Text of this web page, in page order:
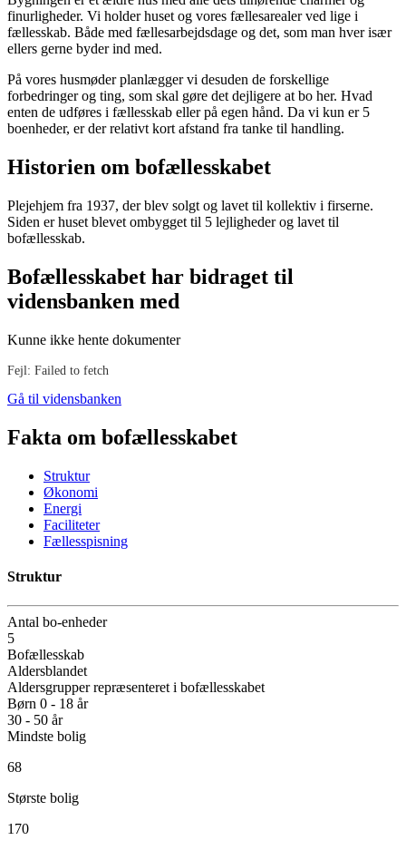
finurligheder. Vi holder huset og vores fællesarealer ved lige i
fællesskab. Både med fællesarbejdsdage og det, som man hver især
ellers gerne byder ind med.
På vores husmøder planlægger vi desuden de forskellige
forbedringer og ting, som skal gøre det dejligere at bo her. Hvad
enten de udføres i fællesskab eller på egen hånd. Da vi kun er 5
boenheder, er der relativt kort afstand fra tanke til handling.
Historien om bofællesskabet
Plejehjem fra 1937, der blev solgt og lavet til kollektiv i firserne.
Siden er huset blevet ombygget til 5 lejligheder og lavet til
bofællesskab.
Bofællesskabet har bidraget til
vidensbanken med
Kunne ikke hente dokumenter
Fejl: Failed to fetch
Gå til vidensbanken
Fakta om bofællesskabet
Struktur
Økonomi
Energi
Faciliteter
Fællesspisning
Struktur
Antal bo-enheder
5
Bofællesskab
Aldersblandet
Aldersgrupper repræsenteret i bofællesskabet
Børn 0 - 18 år
30 - 50 år
Mindste bolig
68
Største bolig
170